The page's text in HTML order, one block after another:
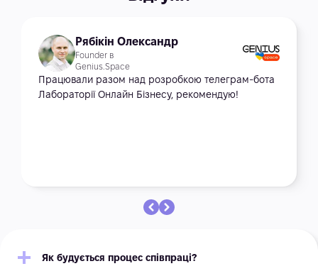
Рябікін Олександр
Founder в
Genius.Space
Працювали разом над розробкою телеграм-бота
Лабораторії Онлайн Бізнесу, рекомендую!
Як будується процес співпраці?